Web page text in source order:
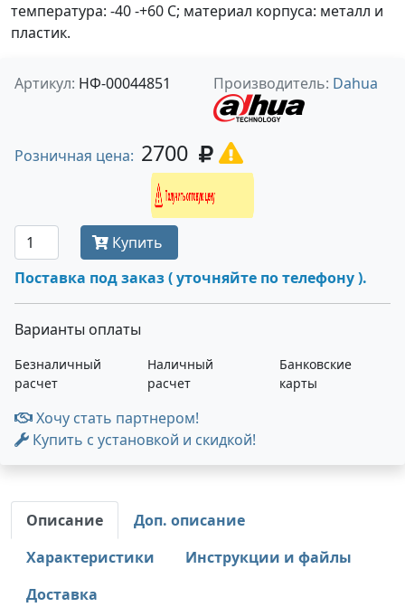
температура: -40 -+60 С; материал корпуса: металл и
пластик.
Артикул: НФ-00044851 Производитель: Dahua
Розничная цена: 2700
Получить оптовую цену
Купить
Поставка под заказ ( уточняйте по телефону ).
Варианты оплаты
Безналичный
расчет
Наличный
расчет
Банковские
карты
Хочу стать партнером!
Купить с установкой и скидкой!
Описание
Доп. описание
Характеристики
Инструкции и файлы
Доставка